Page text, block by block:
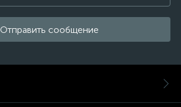
Отправить сообщение